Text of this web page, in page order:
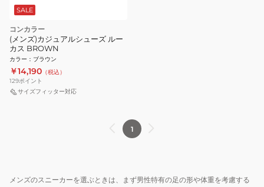
SALE
コンカラー
(メンズ)カジュアルシューズ ルー
カス BROWN
カラー ： ブラウン
￥14,190 （税込）
129ポイント
サイズフィッター対応
1
メンズのスニーカーを選ぶときは、まず男性特有の足の形や体重を考慮する